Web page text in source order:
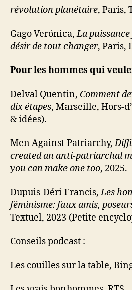
révolution planétaire, Paris,
Gago Verónica,La
désir de tout changer, Paris,
Pour les hommes qui
Delval Quentin, Comment
dix étapes, Marseille, Hors-
& idées).
Men Against Patriarchy,
created an anti-patriarchal
you can make one too, 2025.
Dupuis-Déri Francis,Les
féminisme: faux amis,
Textuel, 2023 (Petite
Conseils podcast :
Les couilles sur la table,